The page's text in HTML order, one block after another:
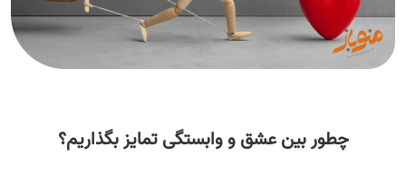
چطور بین عشق و وابستگی تمایز بگذاریم؟